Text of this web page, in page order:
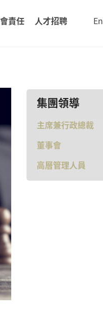
En
責任 人才招聘
集團領導
主席兼行政總裁
董事會
高層管理人員